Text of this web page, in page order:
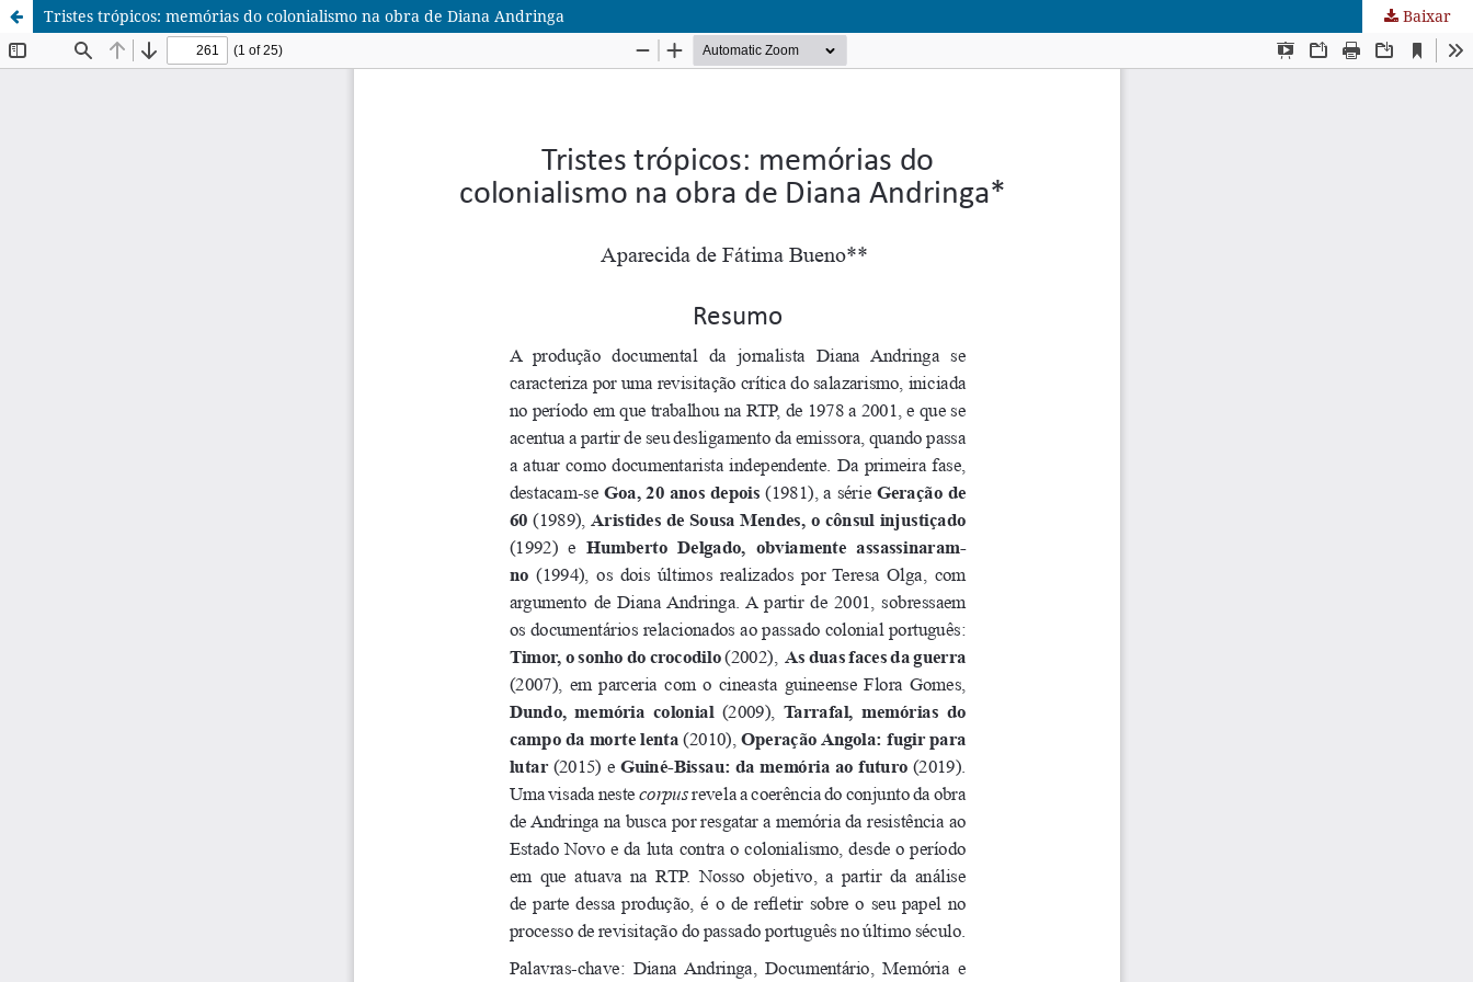
Tristes trópicos: memórias do colonialismo na obra de Diana Andringa Baixar